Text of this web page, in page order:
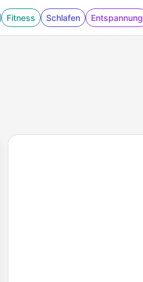
Fitness Schlafen Entspannung